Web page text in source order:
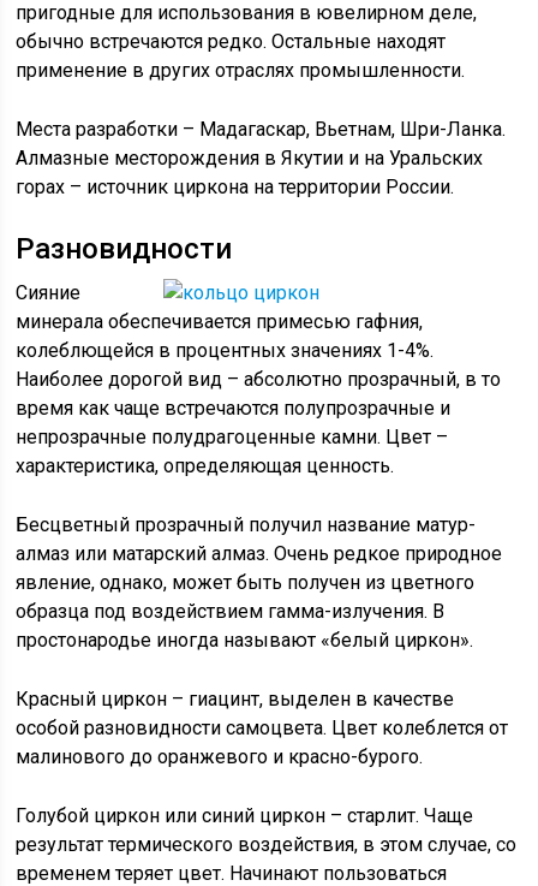
пригодные для использования в ювелирном деле,
обычно встречаются редко. Остальные находят
применение в других отраслях промышленности.
Места разработки – Мадагаскар, Вьетнам, Шри-Ланка.
Алмазные месторождения в Якутии и на Уральских
горах – источник циркона на территории России.
Разновидности
Сияние
минерала обеспечивается примесью гафния,
колеблющейся в процентных значениях 1-4%.
Наиболее дорогой вид – абсолютно прозрачный, в то
время как чаще встречаются полупрозрачные и
непрозрачные полудрагоценные камни. Цвет –
характеристика, определяющая ценность.
Бесцветный прозрачный получил название матур-
алмаз или матарский алмаз. Очень редкое природное
явление, однако, может быть получен из цветного
образца под воздействием гамма-излучения. В
простонародье иногда называют «белый циркон».
Красный циркон – гиацинт, выделен в качестве
особой разновидности самоцвета. Цвет колеблется от
малинового до оранжевого и красно-бурого.
Голубой циркон или синий циркон – старлит. Чаще
результат термического воздействия, в этом случае, со
временем теряет цвет. Начинают пользоваться